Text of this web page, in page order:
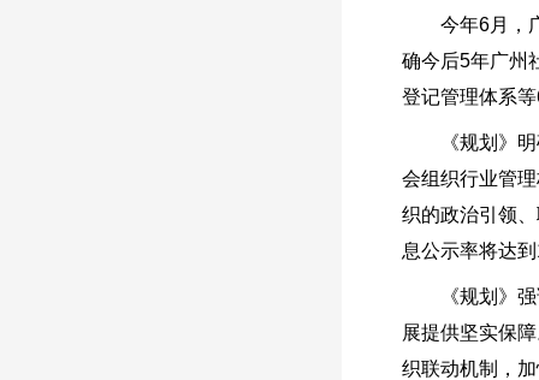
今年6月，广
确今后5年广州
登记管理体系
《规划》明确
会组织行业管
织的政治引领
息公示率将达
《规划》强调
展提供坚实保
织联动机制，